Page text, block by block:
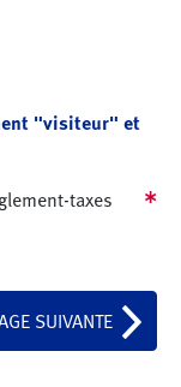
"visiteur" et
taxes
SUIVANTE